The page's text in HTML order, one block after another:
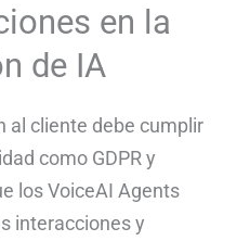
en la
de IA
al cliente debe cumplir
como GDPR y
los VoiceAI Agents
interacciones y